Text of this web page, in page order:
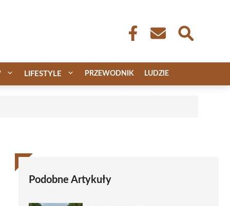
LIFESTYLE PRZEWODNIK LUDZIE
Podobne Artykuły